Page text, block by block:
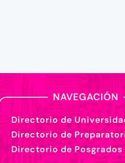
NAVEGACIÓN
Directorio de
Directorio de
Directorio de Posgrados